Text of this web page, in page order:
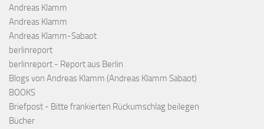
Andreas Klamm
Andreas Klamm
Andreas Klamm-Sabaot
berlinreport
berlinreport - Report aus Berlin
Blogs von Andreas Klamm (Andreas Klamm Sabaot)
BOOKS
Briefpost - Bitte frankierten Rückumschlag beilegen
Bücher